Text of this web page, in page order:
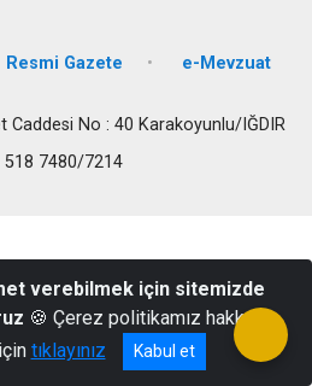
Resmi Gazete e-Mevzuat
Caddesi No : 40 Karakoyunlu/IĞDIR
518 7480/7214
verebilmek için sitemizde
🍪 Çerez politikamız hakkında
tıklayınız Kabul et